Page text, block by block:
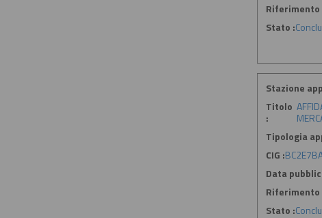
Riferimento
Stato :
Stazione
Titolo
:
Tipologia
CIG :
Data
Riferimento
Stato :